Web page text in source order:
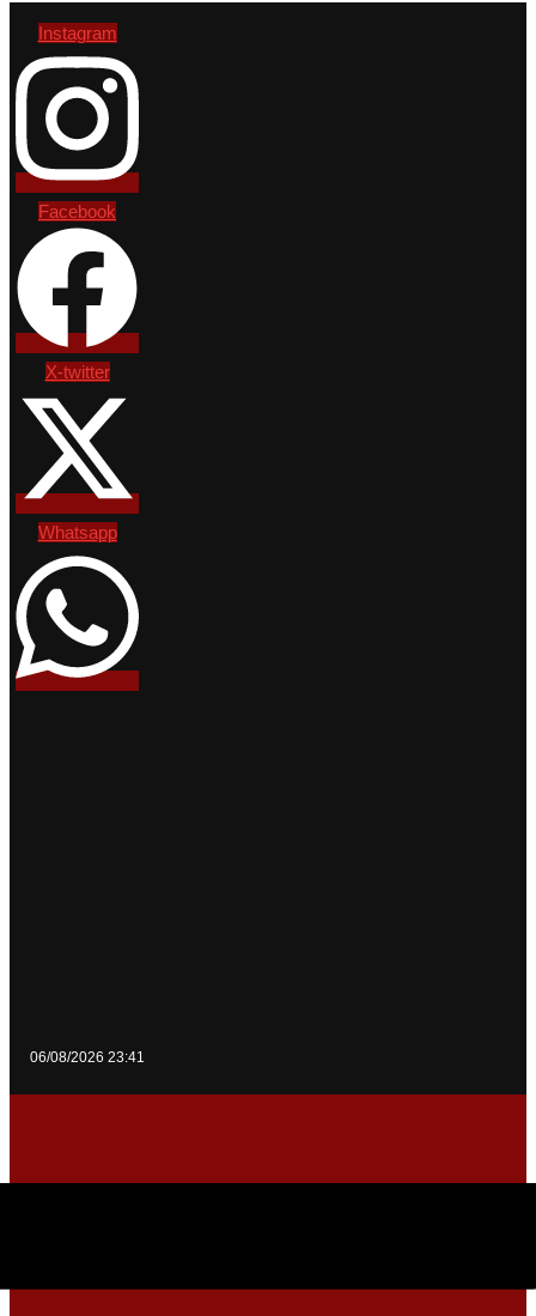
Instagram
Facebook
X-twitter
Whatsapp
06/08/2026 23:41